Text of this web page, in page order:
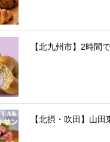
【北九州市】2時間
【北摂・吹田】山